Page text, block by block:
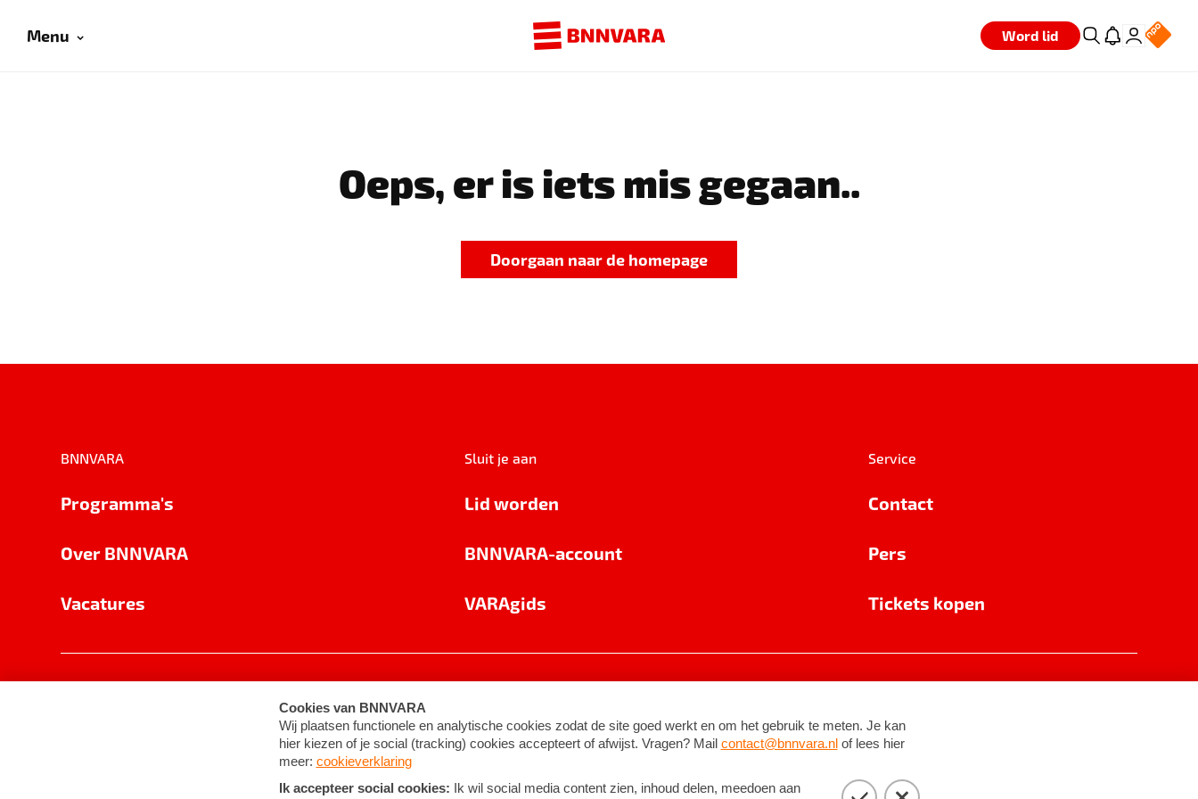
Menu Word lid
Oeps, er is iets mis gegaan..
Doorgaan naar de homepage
BNNVARA
Programma's
Over BNNVARA
Vacatures
Sluit je aan
Lid worden
BNNVARA-account
VARAgids
Service
Contact
Pers
Tickets kopen
Cookie-instellingen Algemene voorwaarden ©2026BNNVARA